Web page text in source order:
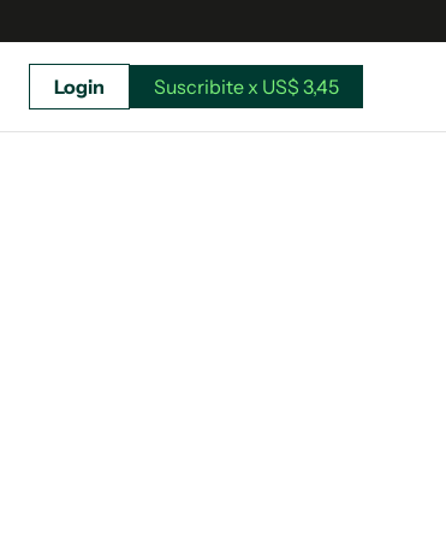
Login Suscribite x US$ 3,45